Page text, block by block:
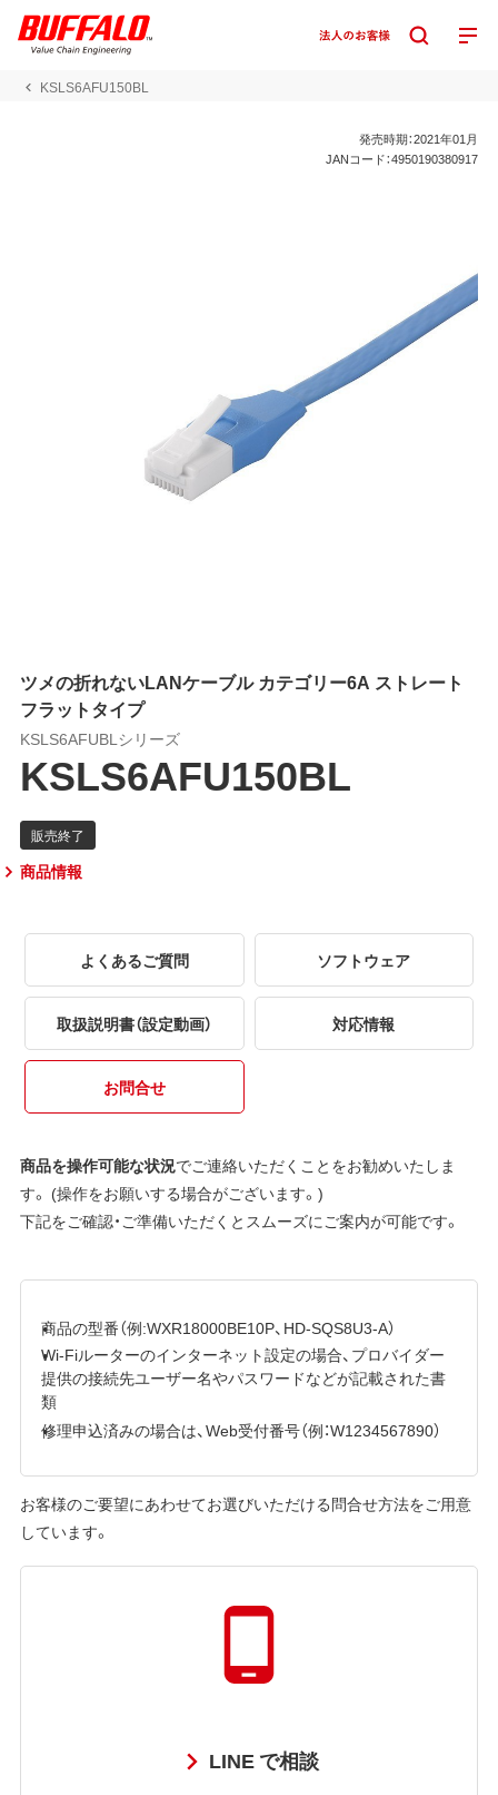
KSLS6AFU150BL
発売時期：2021年01月
JANコード：4950190380917
ツメの折れないLANケーブル カテゴリー6A ストレート
フラットタイプ
KSLS6AFUBLシリーズ
KSLS6AFU150BL
商品情報
よくあるご質問 ソフトウェア
取扱説明書（設定動画） 対応情報
お問合せ
商品を操作可能な状況でご連絡いただくことをお勧めいたしま
す。 (操作をお願いする場合がございます。)
下記をご確認・ご準備いただくとスムーズにご案内が可能です。
商品の型番（例:WXR18000BE10P、HD-SQS8U3-A）
Wi-Fiルーターのインターネット設定の場合、プロバイダー
提供の接続先ユーザー名やパスワードなどが記載された書
類
修理申込済みの場合は、Web受付番号（例：W1234567890）
お客様のご要望にあわせてお選びいただける問合せ方法をご用意
しています。
LINE で相談